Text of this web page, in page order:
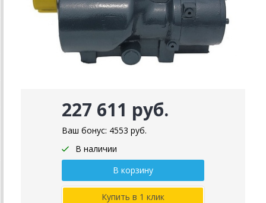
227 611 руб.
Ваш бонус: 4553 руб.
В наличии